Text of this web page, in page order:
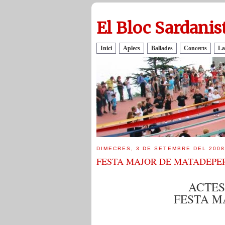
El Bloc
Inici Aplecs Ballades Concerts
DIMECRES, 3 DE SETEMBRE DEL 2008
FESTA MAJOR DE
FESTA